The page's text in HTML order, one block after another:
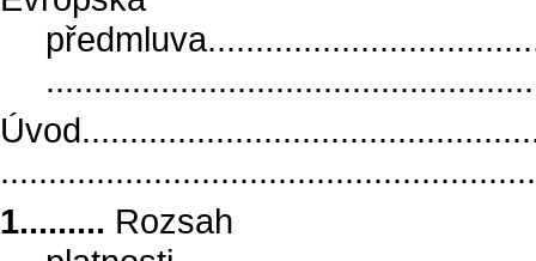
1......... Rozsah